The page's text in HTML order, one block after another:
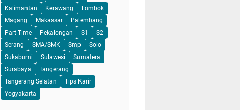
Kalimantan
Kerawang
Lombok
Magang
Makassar
Palembang
Part Time
Pekalongan S1
S2
Serang
SMA/SMK Smp
Solo
Sukabumi
Sulawesi
Sumatera
Surabaya
Tangerang
Tangerang Selatan
Tips Karir
Yogyakarta